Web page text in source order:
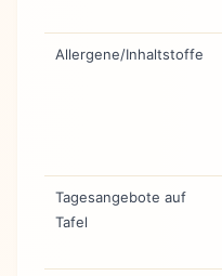
Allergene/Inhaltstoffe
Tagesangebote auf
Tafel